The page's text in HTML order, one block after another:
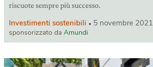
riscuote sempre più successo.
Investimenti sostenibili 5 novembre 2021
sponsorizzato da Amundi